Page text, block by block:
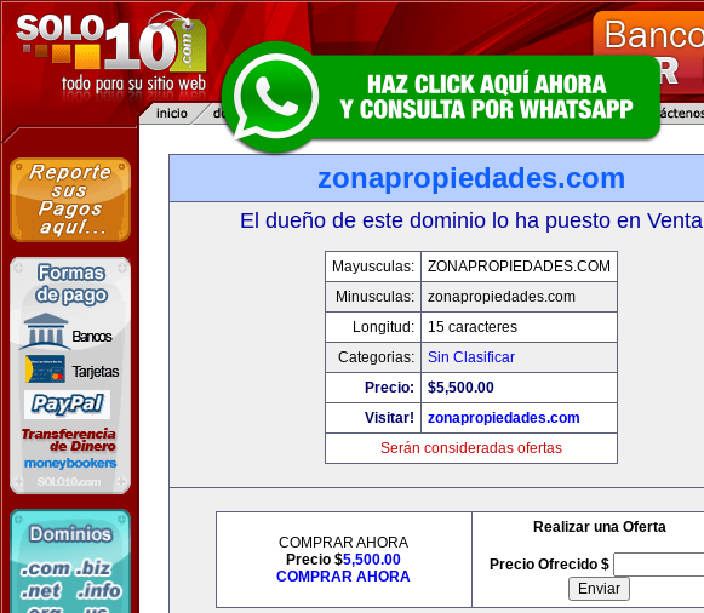
zonapropiedades.com
El dueño de este dominio lo ha puesto en Venta
Mayusculas:
ZONAPROPIEDADES.COM
Minusculas:
zonapropiedades.com
Longitud:
15 caracteres
Categorias:
Sin Clasificar
Precio:
$5,500.00
Visitar!
zonapropiedades.com
Serán consideradas ofertas
COMPRAR AHORA
Precio $5,500.00
COMPRAR AHORA
Realizar una Oferta
Precio Ofrecido $